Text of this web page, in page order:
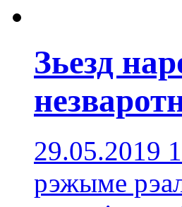
Зьезд
29.05.2019
рэжыме